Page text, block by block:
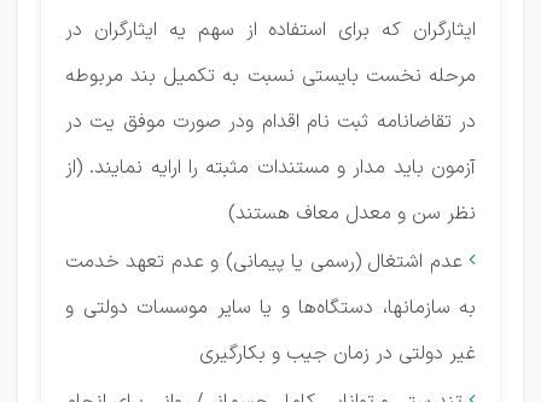
ایثارگران که برای استفاده از سهم یه ایثارگران در
مرحله نخست بایستی نسبت به تكمیل بند مربوطه
در تقاضانامه ثبت نام اقدام ودر صورت موفق یت در
آزمون باید مدار و مستندات مثبته را ارایه نمایند. (از
نظر سن و معدل معاف هستند)
 عدم اشتغال (رسمی یا پیمانی) و عدم تعهد خدمت
به سازمانها، دستگاه‌ها و یا سایر موسسات دولتی و
غیر دولتی در زمان جیب و بكارگیری